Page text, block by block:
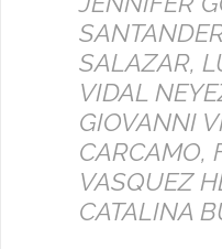
SALAZAR,
VIDAL
GIOVANNI
CARCAMO,
VASQUEZ
CATALINA